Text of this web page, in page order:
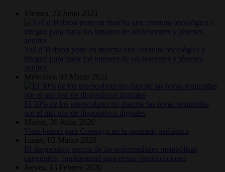
Viernes, 23 Junio 2023
Vall d’Hebron pone en marcha una consulta oncológica e
integral para tratar los tumores de adolescentes y jóvenes
adultos
Miércoles, 03 Marzo 2021
El 30% de los preescolares no duerme las horas requeridas
por el mal uso de dispositivos digitales
Martes, 30 Junio 2020
Visto bueno para Cosentyx en la psoriasis pediátrica
Lunes, 02 Marzo 2020
El diagnóstico precoz de las enfermedades metabólicas
congénitas, fundamental para evitar complicaciones
Jueves, 13 Febrero 2020